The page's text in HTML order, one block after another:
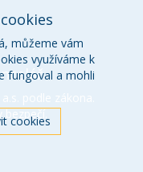
podle zákona.
bezpečí.
můžeme vám
využíváme k
fungoval a mohli
cookies